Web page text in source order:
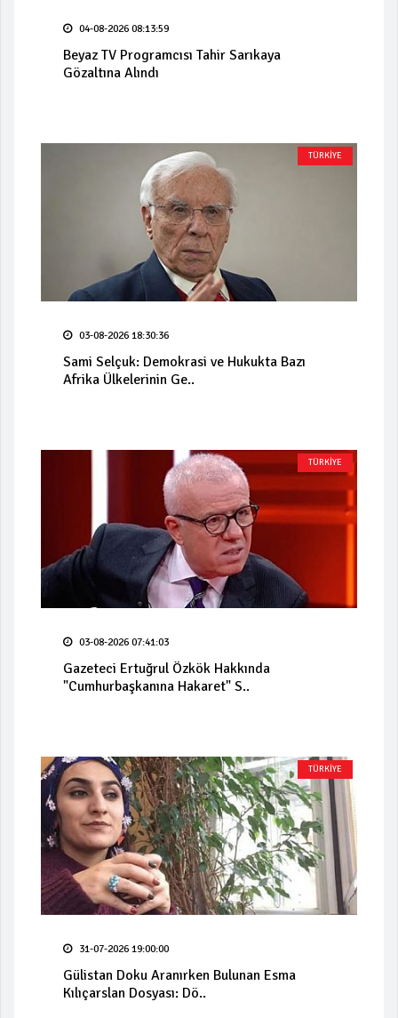
04-08-2026 08:13:59
Beyaz TV Programcısı Tahir Sarıkaya
Gözaltına Alındı
TÜRKİYE
03-08-2026 18:30:36
Sami Selçuk: Demokrasi ve Hukukta Bazı
Afrika Ülkelerinin Ge..
TÜRKİYE
03-08-2026 07:41:03
Gazeteci Ertuğrul Özkök Hakkında
"Cumhurbaşkanına Hakaret" S..
TÜRKİYE
31-07-2026 19:00:00
Gülistan Doku Aranırken Bulunan Esma
Kılıçarslan Dosyası: Dö..